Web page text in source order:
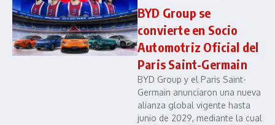
BYD Group se
convierte en Socio
Automotriz Oficial del
Paris Saint-Germain
BYD Group y el Paris Saint-
Germain anunciaron una nueva
alianza global vigente hasta
junio de 2029, mediante la cual